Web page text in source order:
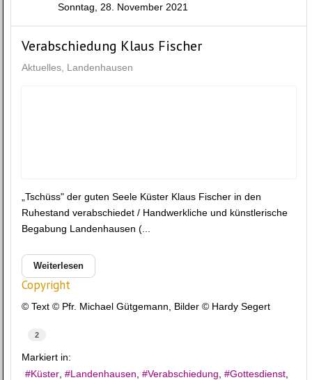
Sonntag, 28. November 2021
Verabschiedung Klaus Fischer
Aktuelles Landenhausen
„Tschüss" der guten Seele Küster Klaus Fischer in den
Ruhestand verabschiedet / Handwerkliche und künstlerische
Begabung Landenhausen (...
Weiterlesen
Copyright
© Text © Pfr. Michael Gütgemann, Bilder © Hardy Segert
2
Markiert in:
Küster
Landenhausen Verabschiedung
Gottesdienst